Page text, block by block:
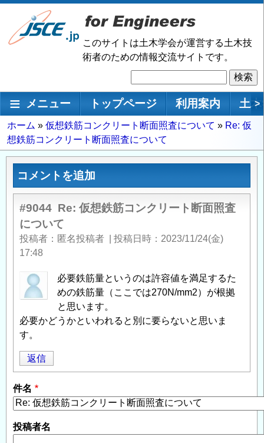
メ
ン
移
動
このサイトは土木学会が運営する土木技
術者のための情報交流サイトです。
索
メインナビゲーション
メニュー トップページ 利用案内 土 >
パ
ン
く
ホーム 仮想鉄筋コンクリート断面照査について
Re: 仮
想鉄筋コンクリート断面照査について
コメントを追加
#9044 Re: 仮想鉄筋コンクリート断面照査
について
投稿者 匿名投稿者 投稿日時
2023/11/24(金)
17:48
必要鉄筋量というのは許容値を満足するた
めの鉄筋量（ここでは270N/mm2）が根拠
と思います。
必要かどうかといわれると別に要らないと思いま
す。
返信
件名
投稿者名